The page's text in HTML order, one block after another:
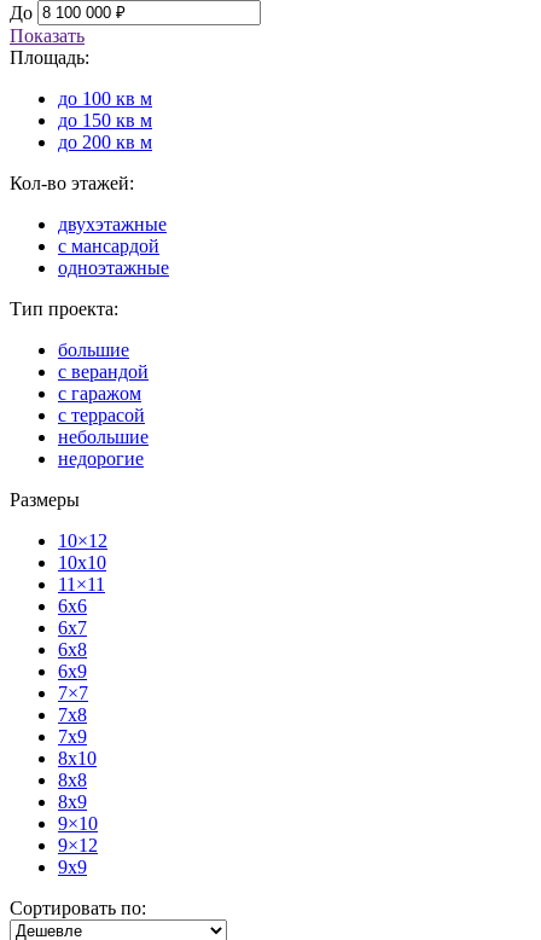
До
Показать
Площадь:
до 100 кв м
до 150 кв м
до 200 кв м
Кол-во этажей:
двухэтажные
с мансардой
одноэтажные
Тип проекта:
большие
с верандой
с гаражом
с террасой
небольшие
недорогие
Размеры
10×12
10x10
11×11
6x6
6x7
6x8
6x9
7×7
7x8
7x9
8x10
8x8
8x9
9×10
9×12
9x9
Сортировать по: